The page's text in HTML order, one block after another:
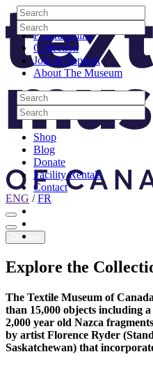
Skip to content
Visit
Programming
Collection
Join & Support
About The Museum
Search
Search
Search
Search
Shop
Blog
Donate
Facility Rentals
Contact
Youtube
Search
Search
Search
Search
Site Logo
ENG /FR
Donate
Explore the
The Textile Museum of
than 15,000 objects including
2,000 year old Nazca
by artist Florence Ryder
Saskatchewan) that